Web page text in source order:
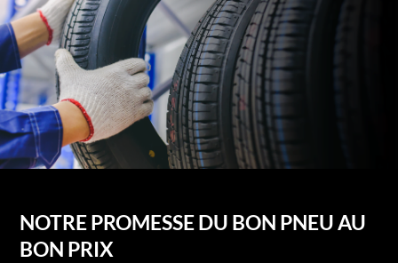
NOTRE PROMESSE DU BON PNEU AU
BON PRIX